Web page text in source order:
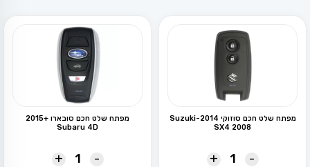
מפתח שלט חכם סוזוקי 2014-Suzuki
SX4 2008
-
+
מפתח שלט חכם סובארו +2015
Subaru 4D
-
+